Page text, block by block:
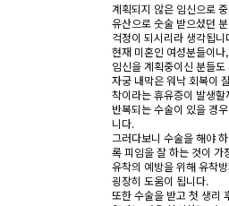
계획되지 않은 임신으로
유산으로 숫술 받으셨던
걱정이 되시리라 생각됩니
현재 미혼인 여성분들이
임신을 계획중이신 분들
자궁 내막은 워낙 회복이
착이라는 휴유증이 발생
반복되는 수술이 있을 경
니다.
그러다보니 수술을 해야
록 피임을 잘 하는 것이 가
유착의 예방을 위해 유착
굉장히 도움이 됩니다.
또한 수술을 받고 첫 생리